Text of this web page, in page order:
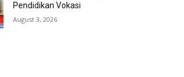
Pendidikan Vokasi
August 3, 2026